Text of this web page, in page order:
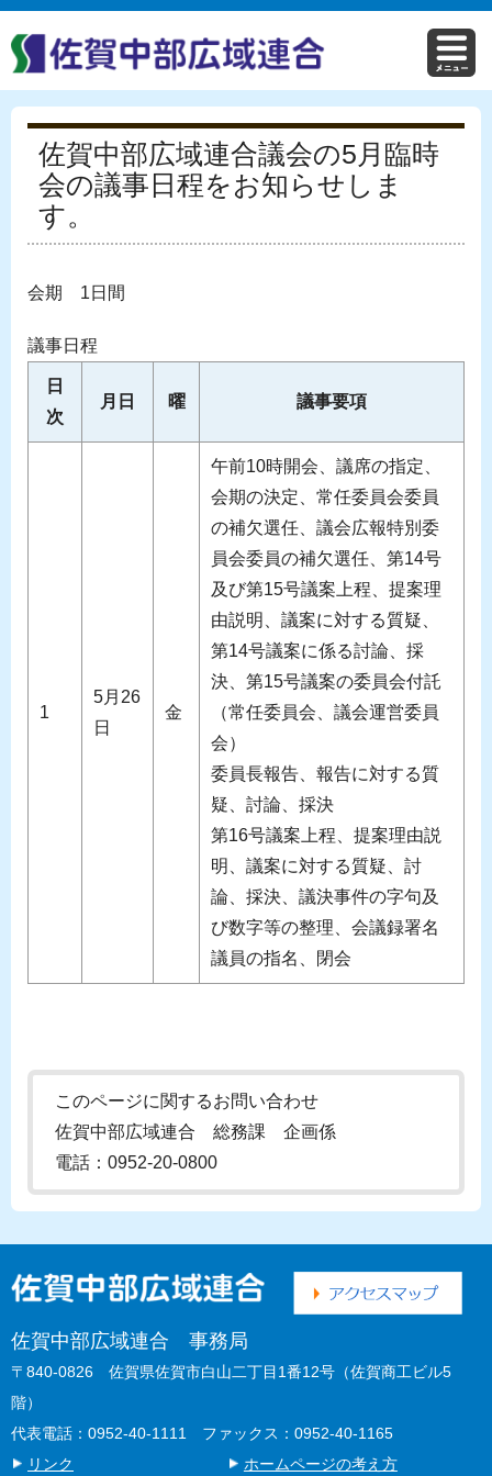
佐賀中部広域連合議会の5月臨時
会の議事日程をお知らせしま
す。
会期 1日間
議事日程
日
次
月日 曜 議事要項
1
5月26
日
金
午前10時開会、議席の指定、
会期の決定、常任委員会委員
の補欠選任、議会広報特別委
員会委員の補欠選任、第14号
及び第15号議案上程、提案理
由説明、議案に対する質疑、
第14号議案に係る討論、採
決、第15号議案の委員会付託
（常任委員会、議会運営委員
会）
委員長報告、報告に対する質
疑、討論、採決
第16号議案上程、提案理由説
明、議案に対する質疑、討
論、採決、議決事件の字句及
び数字等の整理、会議録署名
議員の指名、閉会
このページに関するお問い合わせ
佐賀中部広域連合 総務課 企画係
電話：0952-20-0800
佐賀中部広域連合 事務局
〒840-0826 佐賀県佐賀市白山二丁目1番12号（佐賀商工ビル5
階）
代表電話：0952-40-1111 ファックス：0952-40-1165
リンク
ホームページの考え方